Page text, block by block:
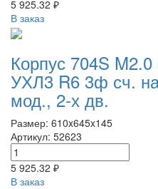
5 925.32 ₽
В заказ
Корпус 704S
УХЛ3 R6 3ф сч.
мод., 2-х дв.
Размер: 610x645x145
Артикул: 52623
5 925.32 ₽
В заказ